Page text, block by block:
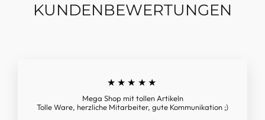
KUNDENBEWERTUNGEN
★★★★★
Mega Shop mit tollen Artikeln
Tolle Ware, herzliche Mitarbeiter, gute Kommunikation ;)